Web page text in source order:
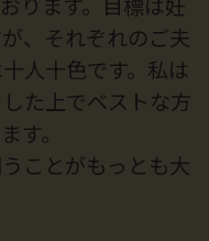
、それぞれのご夫
人十色です。私は
た上でベストな方
す。
ことがもっとも大